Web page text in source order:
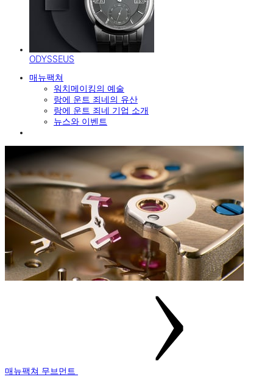
ODYSSEUS
매뉴팩쳐
워치메이킹의 예술
랑에 운트 죄네의 유산
랑에 운트 죄네 기업 소개
뉴스와 이벤트
매뉴팩쳐 무브먼트